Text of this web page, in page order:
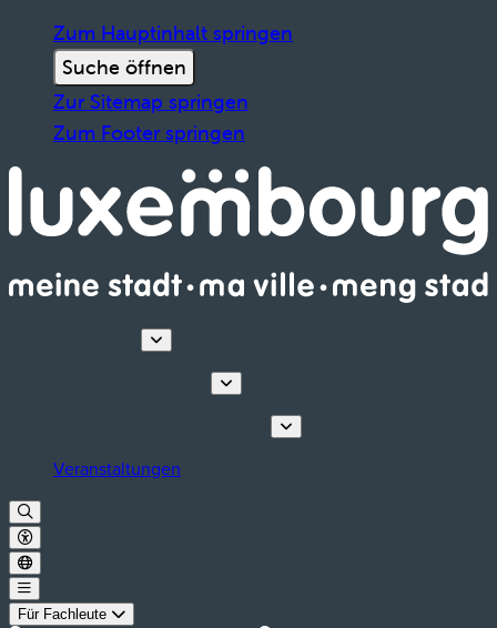
Zum Hauptinhalt springen
Suche öffnen
Zur Sitemap springen
Zum Footer springen
Veranstaltungen
Für Fachleute